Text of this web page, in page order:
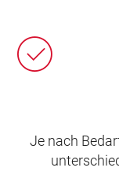
Je nach